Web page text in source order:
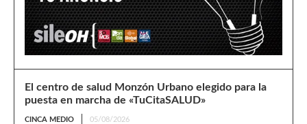
El centro de salud Monzón Urbano elegido para la
puesta en marcha de «TuCitaSALUD»
CINCA MEDIO 05/08/2026